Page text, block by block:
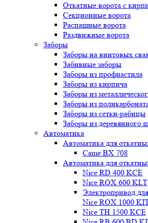
Откатные ворота с
Секционные ворота
Распашные ворота
Раздвижные ворота
Заборы
Заборы на винтовых
Забивные заборы
Заборы из профнастила
Заборы из кирпича
Заборы из
Заборы из
Заборы из сетки-рабицы
Заборы из деревянного
Автоматика
Автоматика для
Came BX 708
Автоматика для
Nice RD 400 KCE
Nice ROX 600 KLT
Электропривод
Nice ROX 1000
Nice TH 1500 KCE